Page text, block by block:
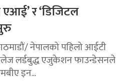
एआई’ र ‘डिजिटल
नेपालको पहिलो आईटी
लर्डबुद्ध एजुकेशन फाउन्डेसनले
इन...